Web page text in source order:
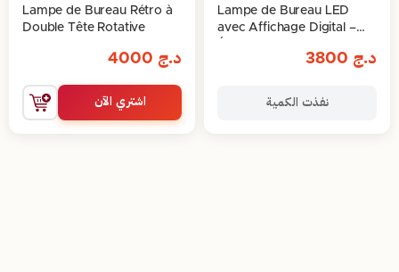
Lampe de Bureau LED
avec Affichage Digital –
د.ج
نفذت الكمية
Lampe de Bureau Rétro à
Double Tête Rotative
د.ج
اشتري الآن